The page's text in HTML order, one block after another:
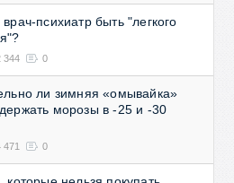
психиатр быть "легкого
344 0
ли зимняя «омывайка»
морозы в -25 и -30
471 0